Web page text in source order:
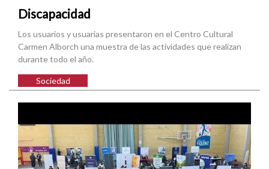
Discapacidad
Los usuarios y usuarias presentaron en el Centro Cultural
Carmen Alborch una muestra de las actividades que realizan
durante todo el año.
Sociedad